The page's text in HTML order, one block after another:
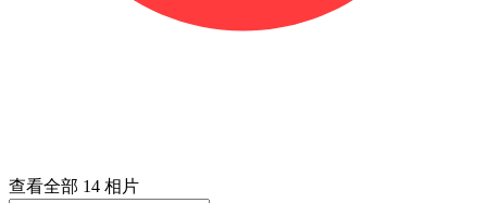
查看全部 14 相片